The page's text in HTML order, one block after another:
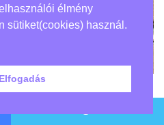
élmény
sütiket(cookies) használ.
Elfogadás